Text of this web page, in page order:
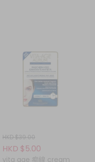
HKD $39.00
HKD $5.00
vita age 痴線 cream